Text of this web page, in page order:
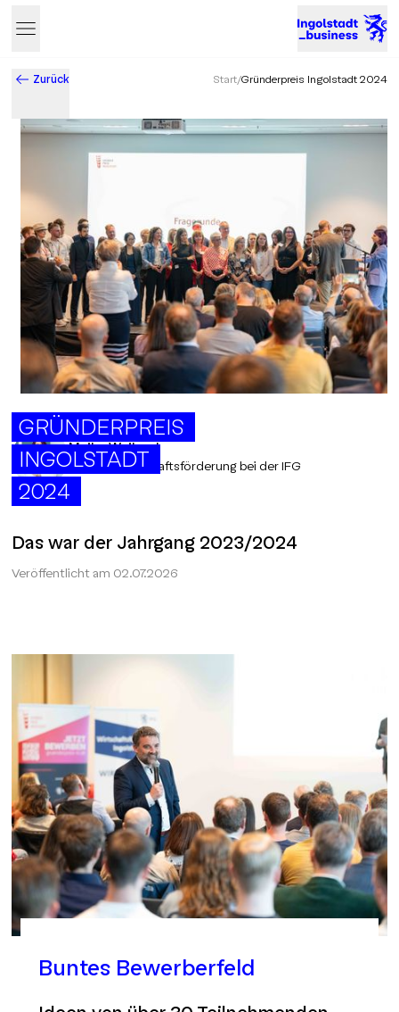
Zurück Start/Gründerpreis Ingolstadt 2024
Business & Innovation in Ingolstadt – Der Standort mit
GRÜNDERPREIS
INGOLSTADT
2024
Maike Weiland
Leitung Wirtschaftsförderung bei der IFG
Das war der Jahrgang 2023/2024
Veröffentlicht am 02.07.2026
Buntes Bewerberfeld